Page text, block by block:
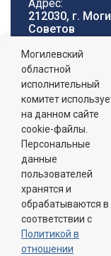
Адрес:
212030, г.
Cоветов
Телефон
линии:
8 (0222) 71-32-
График работы:
пн-пт: 8.00 -
обеденный
Сайт
Могилевский
областной
исполнительный
комитет
на данном сайте
cookie-файлы.
Персональные
данные
пользователей
хранятся и
обрабатываются в
соответствии с
Политикой в
отношении